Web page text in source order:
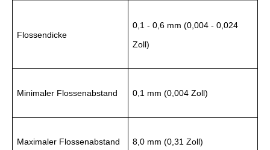
Flossendicke
0,1 - 0,6 mm (0,004 - 0,024
Zoll)
Minimaler Flossenabstand 0,1 mm (0,004 Zoll)
Maximaler Flossenabstand 8,0 mm (0,31 Zoll)